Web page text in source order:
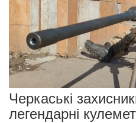
Черкаські
легендарні